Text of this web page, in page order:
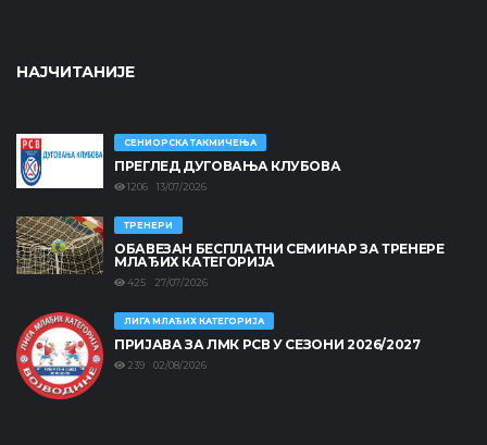
НАЈЧИТАНИЈЕ
СЕНИОРСКА ТАКМИЧЕЊА
ПРЕГЛЕД ДУГОВАЊА КЛУБОВА
1206 13/07/2026
ТРЕНЕРИ
ОБАВЕЗАН БЕСПЛАТНИ СЕМИНАР ЗА ТРЕНЕРЕ
МЛАЂИХ КАТЕГОРИЈА
425 27/07/2026
ЛИГА МЛАЂИХ КАТЕГОРИЈА
ПРИЈАВА ЗА ЛМК РСВ У СЕЗОНИ 2026/2027
239 02/08/2026